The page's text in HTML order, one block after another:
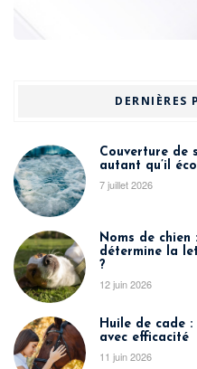
DERNIÈRES
Couverture de
autant qu’il
7 juillet 2026
Noms de chien
détermine la
?
12 juin 2026
Huile de cade
avec efficacité
11 juin 2026